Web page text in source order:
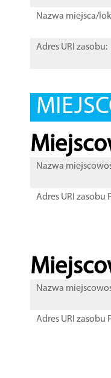
Nazwa miejsca/
Adres URI zasobu:
Nazwa
Adres URI zasobu
Nazwa
Adres URI zasobu